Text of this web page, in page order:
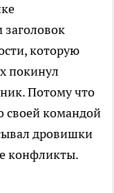
заголовок
которую
покинул
Потому что
своей командой
дровишки
конфликты.